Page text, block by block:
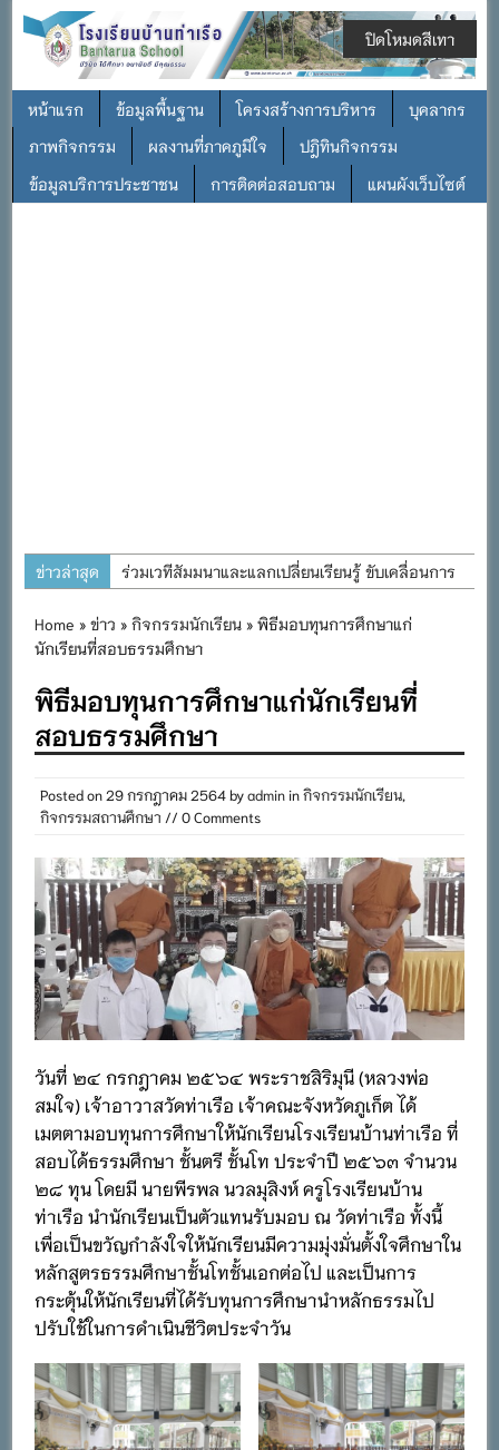
หน้าแรก ข้อมูลพื้นฐาน โครงสร้างการบริหาร
บุคลากร
ภาพกิจกรรม
ผลงานที่ภาคภูมิใจ
ปฎิทินกิจกรรม
ข้อมูลบริการประชาชน
การติดต่อสอบถาม แผนผังเว็บไซต์
ข่าวล่าสุด
ร่วมเวทีสัมมนาและแลกเปลี่ยนเรียนรู้ ขับเคลื่อนการ
โครงการอนุรักษ์พันธุกรรมพืชอันเนื่องมาจากพระ
ราชกุมารี
ต้อนรับคณะนิเทศ ติดตามการจัดการศึกษาเรียนรวม
การอบรมการจัดทำแผนพัฒนาการจัดการศึกษาและ
แผนปฏิบัติการประจำปีของโรงเรียนในสังกัด
สำนักงานเขตพื้นที่การศึกษาประถมศึกษาภูเก็ต
พิธีถวายเครื่องราชสักการะ วางพานพุ่ม และจุด
เทียนถวายพระพรชัยมงคล เนื่องในโอกาสวันเฉลิม
พระชนมพรรษา พระบาทสมเด็จพระเจ้าอยู่หัว ๒๘
กรกฎาคม ๒๕๖๙
Home »ข่าว »กิจกรรมนักเรียน » พิธีมอบทุนการศึกษาแก่
นักเรียนที่สอบธรรมศึกษา
พิธีมอบทุนการศึกษาแก่นักเรียนที่
สอบธรรมศึกษา
Posted on29 กรกฎาคม 2564byadmininกิจกรรมนักเรียน,
กิจกรรมสถานศึกษา // 0 Comments
วันที่ ๒๔ กรกฎาคม ๒๕๖๔ พระราชสิริมุนี (หลวงพ่อ
สมใจ) เจ้าอาวาสวัดท่าเรือ เจ้าคณะจังหวัดภูเก็ต ได้
เมตตามอบทุนการศึกษาให้นักเรียนโรงเรียนบ้านท่าเรือ ที่
สอบได้ธรรมศึกษา ชั้นตรี ชั้นโท ประจำปี ๒๕๖๓ จำนวน
๒๘ ทุน โดยมี นายพีรพล นวลมุสิงห์ ครูโรงเรียนบ้าน
ท่าเรือ นำนักเรียนเป็นตัวแทนรับมอบ ณ วัดท่าเรือ ทั้งนี้
เพื่อเป็นขวัญกำลังใจให้นักเรียนมีความมุ่งมั่นตั้งใจศึกษาใน
หลักสูตรธรรมศึกษาชั้นโทชั้นเอกต่อไป และเป็นการ
กระตุ้นให้นักเรียนที่ได้รับทุนการศึกษานำหลักธรรมไป
ปรับใช้ในการดำเนินชีวิตประจำวัน
ปิดโหมดสีเทา